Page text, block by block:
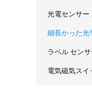
光電センサー
細長かった光
ラベル センサ
電気磁気スイ